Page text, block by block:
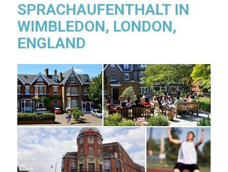
SPRACHAUFENTHALT IN
WIMBLEDON, LONDON,
ENGLAND